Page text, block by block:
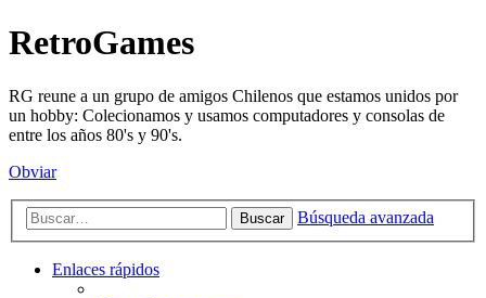
RetroGames
RG reune a un grupo de amigos Chilenos que estamos unidos por
un hobby: Colecionamos y usamos computadores y consolas de
entre los años 80's y 90's.
Obviar
Buscar Búsqueda avanzada
Enlaces rápidos